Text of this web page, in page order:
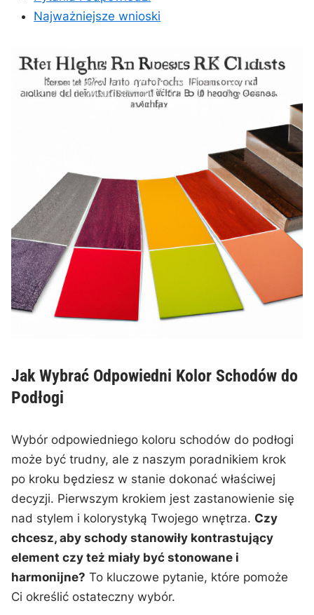
Najważniejsze wnioski
Jak Wybrać ⁤Odpowiedni Kolor​ Schodów do
Podłogi
Wybór odpowiedniego koloru schodów do podłogi
może być trudny, ale z⁣ naszym poradnikiem krok
⁣po kroku będziesz w stanie dokonać właściwej
decyzji. Pierwszym krokiem jest zastanowienie się
nad stylem ⁤i kolorystyką Twojego wnętrza. Czy
chcesz, aby schody stanowiły kontrastujący
element czy też miały być stonowane⁢ i
⁢harmonijne? To‌ kluczowe pytanie, które pomoże
Ci określić ostateczny wybór.